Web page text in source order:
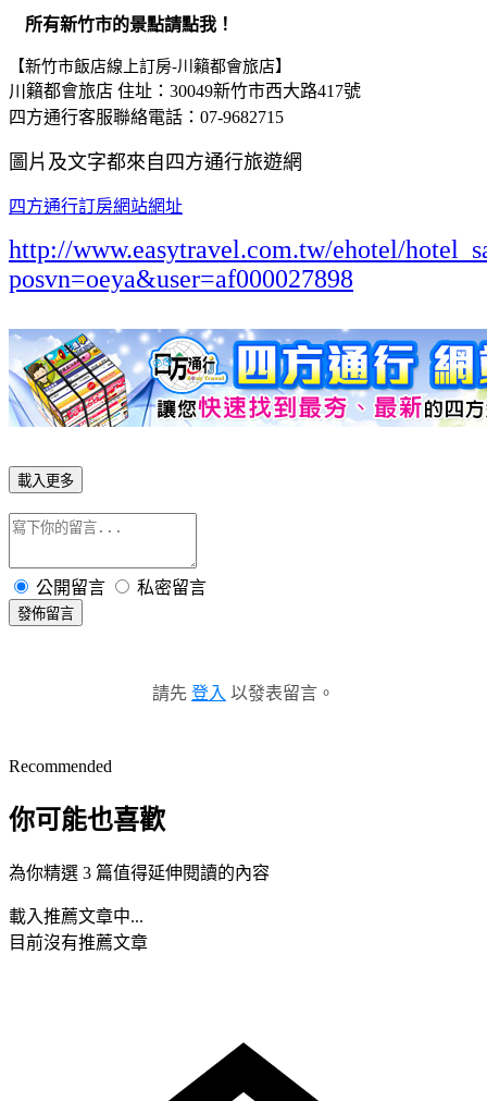
所有新竹市的景點請點我！
【新竹市飯店線上訂房-川籟都會旅店】
川籟都會旅店 住址：30049新竹市西大路417號
四方通行客服聯絡電話：07-9682715
圖片及文字都來自四方通行旅遊網
四方通行訂房網站網址
http://www.easytravel.com.tw/ehotel/
posvn=oeya&user=af000027898
載入更多
公開留言 私密留言
發佈留言
請先 登入 以發表留言。
Recommended
你可能也喜歡
為你精選 3 篇值得延伸閱讀的內容
載入推薦文章中...
目前沒有推薦文章